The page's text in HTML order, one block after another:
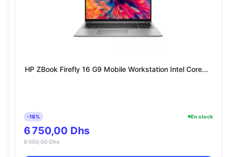
HP ZBook Firefly 16 G9 Mobile Workstation Intel Core...
-16% En stock
6 750,00 Dhs
8 000,00 Dhs